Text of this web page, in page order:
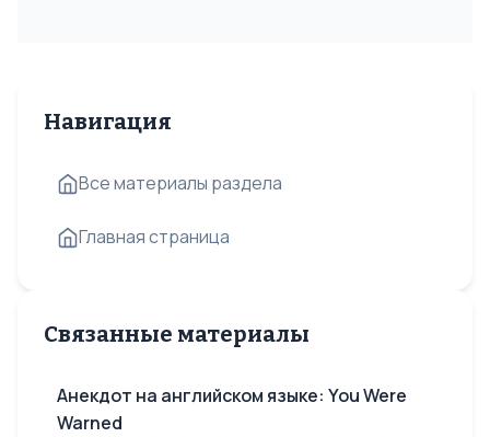
Навигация
Все материалы раздела
Главная страница
Связанные материалы
Анекдот на английском языке: You Were
Warned